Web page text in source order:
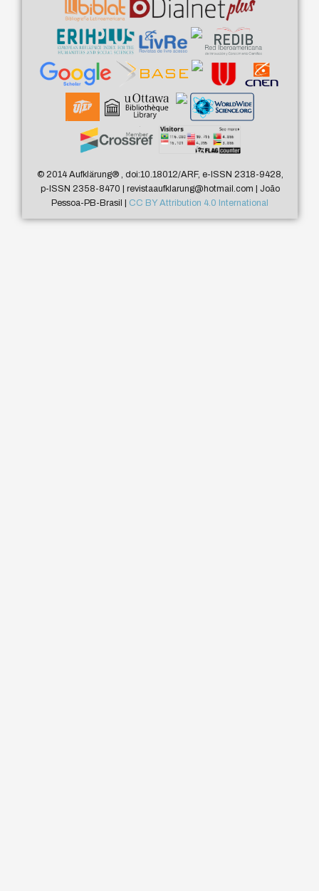
© 2014 Aufklärung®, doi:10.18012/ARF, e-ISSN 2318-9428,
p-ISSN 2358-8470 | revistaaufklarung@hotmail.com | João
Pessoa-PB-Brasil | CC BY Attribution 4.0 International